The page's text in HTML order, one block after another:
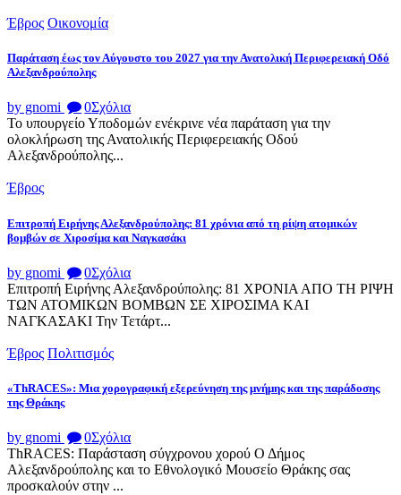
Έβρος Οικονομία
Παράταση έως τον Αύγουστο του 2027 για την Ανατολική Περιφερειακή Οδό
Αλεξανδρούπολης
by gnomi 0Σχόλια
Το υπουργείο Υποδομών ενέκρινε νέα παράταση για την
ολοκλήρωση της Ανατολικής Περιφερειακής Οδού
Αλεξανδρούπολης...
Έβρος
Επιτροπή Ειρήνης Αλεξανδρούπολης: 81 χρόνια από τη ρίψη ατομικών
βομβών σε Χιροσίμα και Ναγκασάκι
by gnomi 0Σχόλια
Επιτροπή Ειρήνης Αλεξανδρούπολης: 81 ΧΡΟΝΙΑ ΑΠΟ ΤΗ ΡΙΨΗ
ΤΩΝ ΑΤΟΜΙΚΩΝ ΒΟΜΒΩΝ ΣΕ ΧΙΡΟΣΙΜΑ ΚΑΙ
ΝΑΓΚΑΣΑΚΙ Την Τετάρτ...
Έβρος Πολιτισμός
«ThRACES»: Μια χορογραφική εξερεύνηση της μνήμης και της παράδοσης
της Θράκης
by gnomi 0Σχόλια
ThRACES: Παράσταση σύγχρονου χορού Ο Δήμος
Αλεξανδρούπολης και το Εθνολογικό Μουσείο Θράκης σας
προσκαλούν στην ...